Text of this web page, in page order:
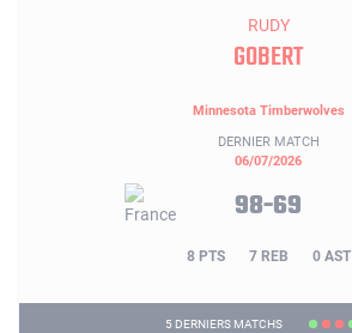
RUDY
GOBERT
Minnesota Timberwolves
DERNIER MATCH
06/07/2026
98-69
8 PTS 7 REB 0 AST
5 DERNIERS MATCHS